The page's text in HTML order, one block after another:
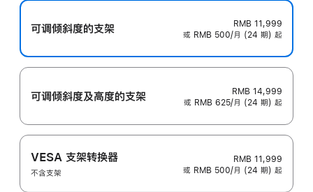
可调倾斜度的支架
RMB 11,999
或 RMB 500/月 (24 期) 起
可调倾斜度及高‍度的支‍架
RMB 14,999
或 RMB 625/月 (24 期) 起
VESA 支架转换器
不含支架
RMB 11,999
或 RMB 500/月 (24 期) 起